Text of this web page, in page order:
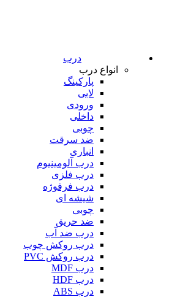
درب
انواع درب
پارکینگ
لابی
ورودی
داخلی
چوبی
ضد سرقت
انباری
درب آلومینیوم
درب فلزی
درب فرفوژه
شیشه ای
چوبی
ضد حریق
درب ضد آب
درب روکش چوب
درب روکش PVC
درب MDF
درب HDF
درب ABS